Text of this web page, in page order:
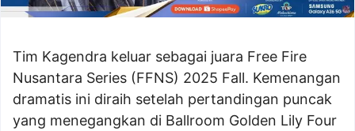
Tim Kagendra keluar sebagai juara Free Fire
Nusantara Series (FFNS) 2025 Fall. Kemenangan
dramatis ini diraih setelah pertandingan puncak
yang menegangkan di Ballroom Golden Lily Four